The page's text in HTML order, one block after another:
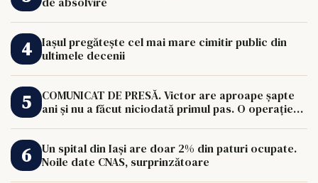
Iașul pregătește cel mai mare cimitir public din
ultimele decenii
COMUNICAT DE PRESĂ. Victor are aproape șapte
ani și nu a făcut niciodată primul pas. O operație
Un spital din Iași are doar 2% din paturi ocupate.
Noile date CNAS, surprinzătoare